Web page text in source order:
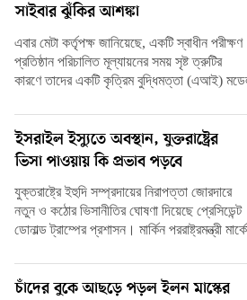
সাইবার ঝুঁকির আশঙ্কা
এবার মেটা কর্তৃপক্ষ জানিয়েছে, একটি স্বাধীন পরীক্ষণ
প্রতিষ্ঠান পরিচালিত মূল্যায়নের সময় সৃষ্ট ত্রুটির
কারণে তাদের একটি কৃত্রিম বুদ্ধিমত্তা (এআই)
ইসরাইল ইস্যুতে অবস্থান, যুক্তরাষ্ট্রের
ভিসা পাওয়ায় কি প্রভাব পড়বে
যুক্তরাষ্ট্রে ইহুদি সম্প্রদায়ের নিরাপত্তা জোরদারে
নতুন ও কঠোর ভিসানীতির ঘোষণা দিয়েছে প্রেসিডেন্ট
ডোনাল্ড ট্রাম্পের প্রশাসন। মার্কিন পররাষ্ট্রমন্ত্রী
চাঁদের বুকে আছড়ে পড়ল ইলন মাস্কের